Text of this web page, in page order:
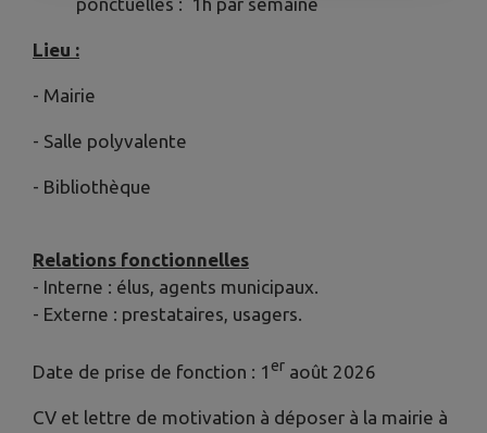
Lieu :
- Mairie
- Salle polyvalente
- Bibliothèque
Relations fonctionnelles
- Interne : élus, agents municipaux.
- Externe : prestataires, usagers.
Date de prise de fonction : 1er août 2026
CV et lettre de motivation à déposer à la mairie à